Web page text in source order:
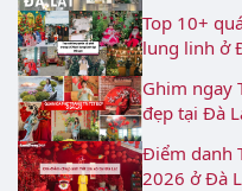
Top 10+
lung linh ở
Ghim ngay
đẹp tại Đà
Điểm danh
2026 ở Đà